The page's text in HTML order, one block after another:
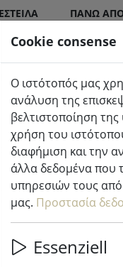
ΠΆΝΩ ΑΠΌ
Κεριά LED
Διανομέας
Cookie consense
Ο ιστότοπός μας
ανάλυση της
βελτιστοποίηση
χρήση του
διαφήμιση και την
άλλα δεδομένα που
υπηρεσιών τους
μας. Προστασία
Essenziell